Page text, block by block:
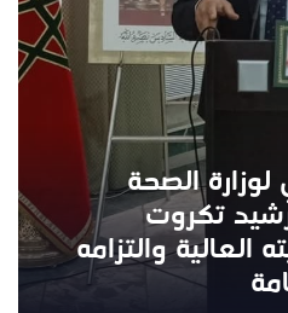
الصحة
تكروت
العالية والتزامه